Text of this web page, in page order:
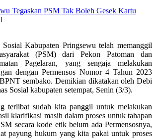
Kabupaten Pringsewu telah memanggil
(PSM) dari Pekon Patoman dan
Pagelaran, yang sengaja melakukan
dengan Permensos Nomor 4 Tahun 2023
sembako. Demikian dikatakan oleh Debi
Sosial kabupaten setempat, Senin (3/3).
terlibat sudah kita panggil untuk melakukan
klarifikasi masih dalam proses untuk tahapan
secara kode etik belum ada Permensosnya,
payung hukum yang kita pakai untuk proses